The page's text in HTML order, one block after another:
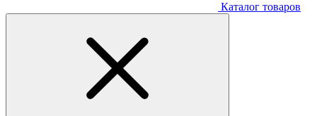
Каталог товаров